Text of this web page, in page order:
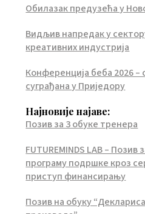
Обилазак предузећа у
Видљив напредак у
креативних индустрија
Конференција беба 2026 –
суграђана у Приједору
Најновије најаве:
Позив за 3 обуке тренера
FUTUREMINDS LAB –
програму подршке кроз
приступ финансирању
Позив на обуку